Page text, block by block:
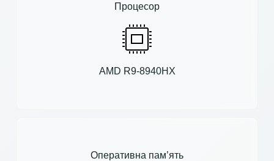
Процесор
AMD R9-8940HX
Оперативна пам’ять